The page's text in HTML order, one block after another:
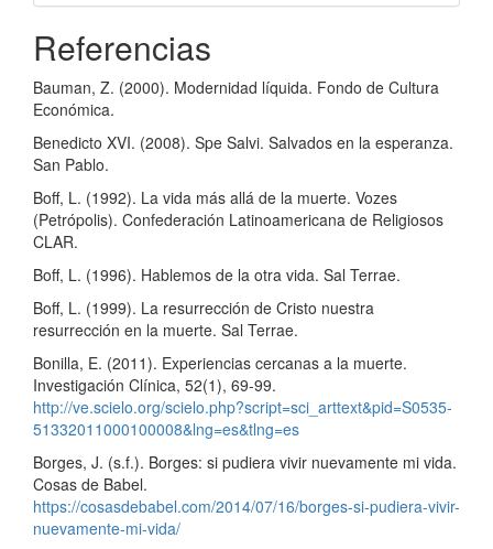
Referencias
Bauman, Z. (2000). Modernidad líquida. Fondo de Cultura
Económica.
Benedicto XVI. (2008). Spe Salvi. Salvados en la esperanza.
San Pablo.
Boff, L. (1992). La vida más allá de la muerte. Vozes
(Petrópolis). Confederación Latinoamericana de Religiosos
CLAR.
Boff, L. (1996). Hablemos de la otra vida. Sal Terrae.
Boff, L. (1999). La resurrección de Cristo nuestra
resurrección en la muerte. Sal Terrae.
Bonilla, E. (2011). Experiencias cercanas a la muerte.
Investigación Clínica, 52(1), 69-99.
http://ve.scielo.org/scielo.php?script=sci_arttext&pid=S0535-
51332011000100008&lng=es&tlng=es
Borges, J. (s.f.). Borges: si pudiera vivir nuevamente mi vida.
Cosas de Babel.
https://cosasdebabel.com/2014/07/16/borges-si-pudiera-vivir-
nuevamente-mi-vida/